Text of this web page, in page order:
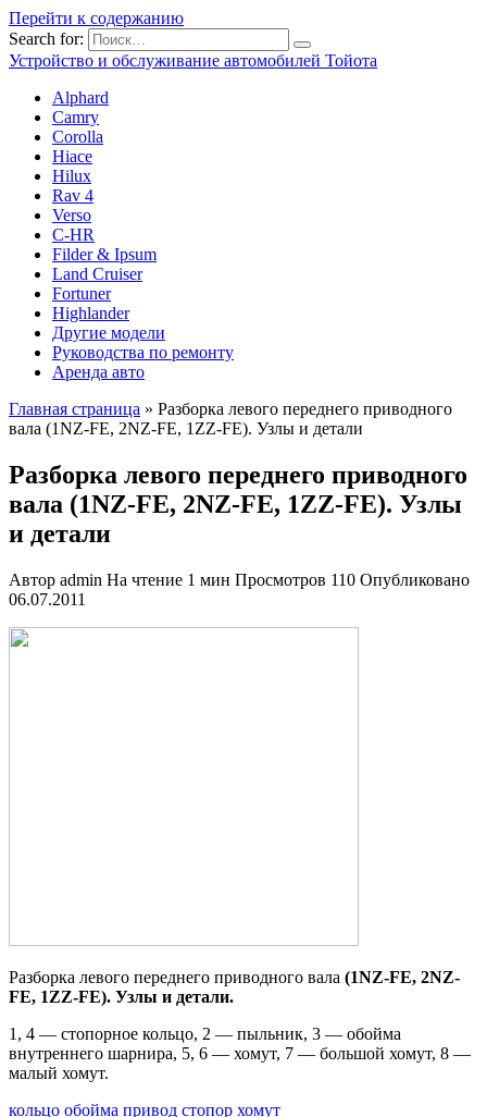
Перейти к содержанию
Search for:
Устройство и обслуживание автомобилей Тойота
Alphard
Camry
Corolla
Hiace
Hilux
Rav 4
Verso
C-HR
Filder & Ipsum
Land Cruiser
Fortuner
Highlander
Другие модели
Руководства по ремонту
Аренда авто
Главная страница » Разборка левого переднего приводного
вала (1NZ-FE, 2NZ-FE, 1ZZ-FE). Узлы и детали
Разборка левого переднего приводного
вала (1NZ-FE, 2NZ-FE, 1ZZ-FE). Узлы
и детали
Автор admin На чтение 1 мин Просмотров 110 Опубликовано
06.07.2011
Разборка левого переднего приводного вала (1NZ-FE, 2NZ-
FE, 1ZZ-FE). Узлы и детали.
1, 4 — стопорное кольцо, 2 — пыльник, 3 — обойма
внутреннего шарнира, 5, 6 — хомут, 7 — боль­шой хомут, 8 —
малый хомут.
кольцо обойма привод стопор хомут